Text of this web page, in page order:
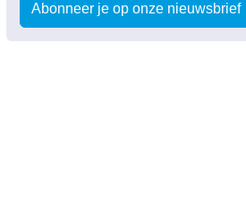
Abonneer je op onze nieuwsbrief